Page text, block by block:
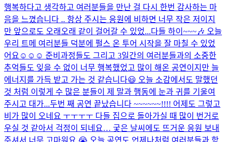
행복하다고 생각하고 여러분들을 만난 걸 다시 한번 감사하는 마
음을 느꼈습니다 .. 항상 주시는 응원에 비하면 너무 작은 저이지
만 앞으로도 오래오래 같이 걸어갈 수 있었...다들 하이~~~🎶 오늘
우리 트메 여러분들 덕분에 펄스 온 투어 시작을 잘 마칠 수 있었
어요☺️☺️☺️ 준비과정들도 그리고 3일간의 여러분들과의 소중한
추억들도 잊을 수 없이 너무 행복했었고 많이 해온 공연이지만 늘
에너지를 가득 받고 가는 것 같습니다😃 오늘 소감에서도 말했던
것 처럼 이렇게 수 많은 분들이 제 말과 행동에 눈과 귀를 기울여
주시고 대가...두번 째 공연 끝났습니다 ~~~~~~!!!! 어제도 그렇고
비가 많이 오네요 ㅜㅜㅜㅜ 다들 집으로 돌아가실 때 많이 번거로
우실 것 같아서 걱정이 되네요… 궂은 날씨에도 뜨거운 응원 보내
주셔서 너무 고마워요 😭 오늘 공연도 언제나처럼 여러분들과 함